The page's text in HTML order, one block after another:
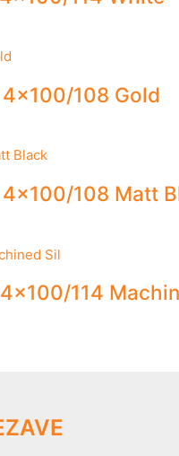
108 Gold
108 Matt
114